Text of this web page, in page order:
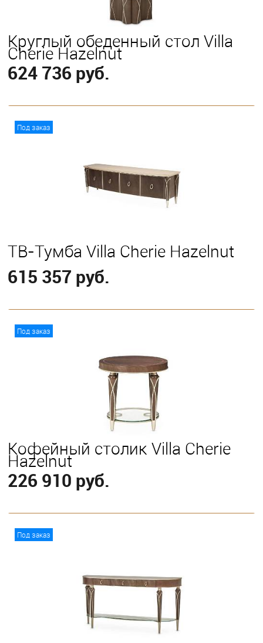
Круглый обеденный стол Villa
Cherie Hazelnut
624 736 руб.
Под заказ
ТВ-Тумба Villa Cherie Hazelnut
615 357 руб.
Под заказ
Кофейный столик Villa Cherie
Hazelnut
226 910 руб.
Под заказ